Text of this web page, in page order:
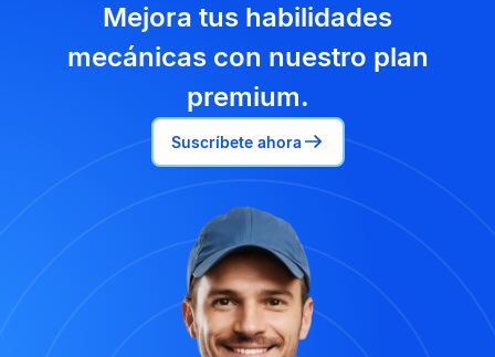
Mejora tus habilidades
mecánicas con nuestro plan
premium.
Suscríbete ahora